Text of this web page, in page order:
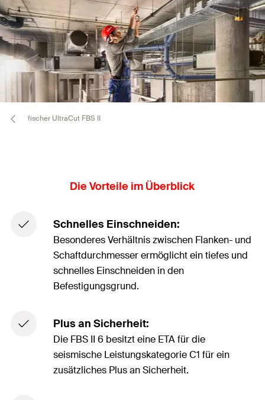
fischer UltraCut FBS II
Die Vorteile im Überblick
Schnelles Einschneiden:
Besonderes Verhältnis zwischen Flanken- und
Schaftdurchmesser ermöglicht ein tiefes und
schnelles Einschneiden in den
Befestigungsgrund.
Plus an Sicherheit:
Die FBS II 6 besitzt eine ETA für die
seismische Leistungskategorie C1 für ein
zusätzliches Plus an Sicherheit.